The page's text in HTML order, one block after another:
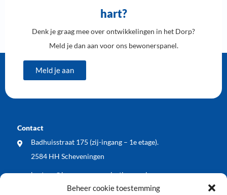
Beheer cookie toestemming
hart?
Denk je graag mee over ontwikkelingen in het Dorp?
Meld je dan aan voor ons bewonerspanel.
Meld je aan
Contact
Badhuisstraat 175 (zij-ingang – 1e etage).
2584 HH Scheveningen
bestuur@bewonersorganisatiewos.nl